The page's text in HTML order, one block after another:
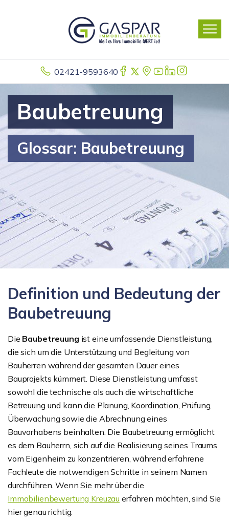
02421-9593640
Baubetreuung
Glossar: Baubetreuung
Definition und Bedeutung der
Baubetreuung
Die Baubetreuung ist eine umfassende Dienstleistung,
die sich um die Unterstützung und Begleitung von
Bauherren während der gesamten Dauer eines
Bauprojekts kümmert. Diese Dienstleistung umfasst
sowohl die technische als auch die wirtschaftliche
Betreuung und kann die Planung, Koordination, Prüfung,
Überwachung sowie die Abrechnung eines
Bauvorhabens beinhalten. Die Baubetreuung ermöglicht
es dem Bauherrn, sich auf die Realisierung seines Traums
vom Eigenheim zu konzentrieren, während erfahrene
Fachleute die notwendigen Schritte in seinem Namen
durchführen. Wenn Sie mehr über die
Immobilienbewertung Kreuzau erfahren möchten, sind Sie
hier genau richtig.